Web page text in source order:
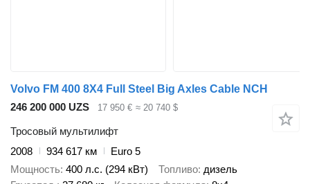
Volvo FM 400 8X4 Full Steel Big Axles Cable NCH
246 200 000 UZS
17 950 € ≈ 20 740 $
Тросовый мультилифт
2008
934 617 км
Euro 5
Мощность 400 л.с. (294 кВт) Топливо дизель